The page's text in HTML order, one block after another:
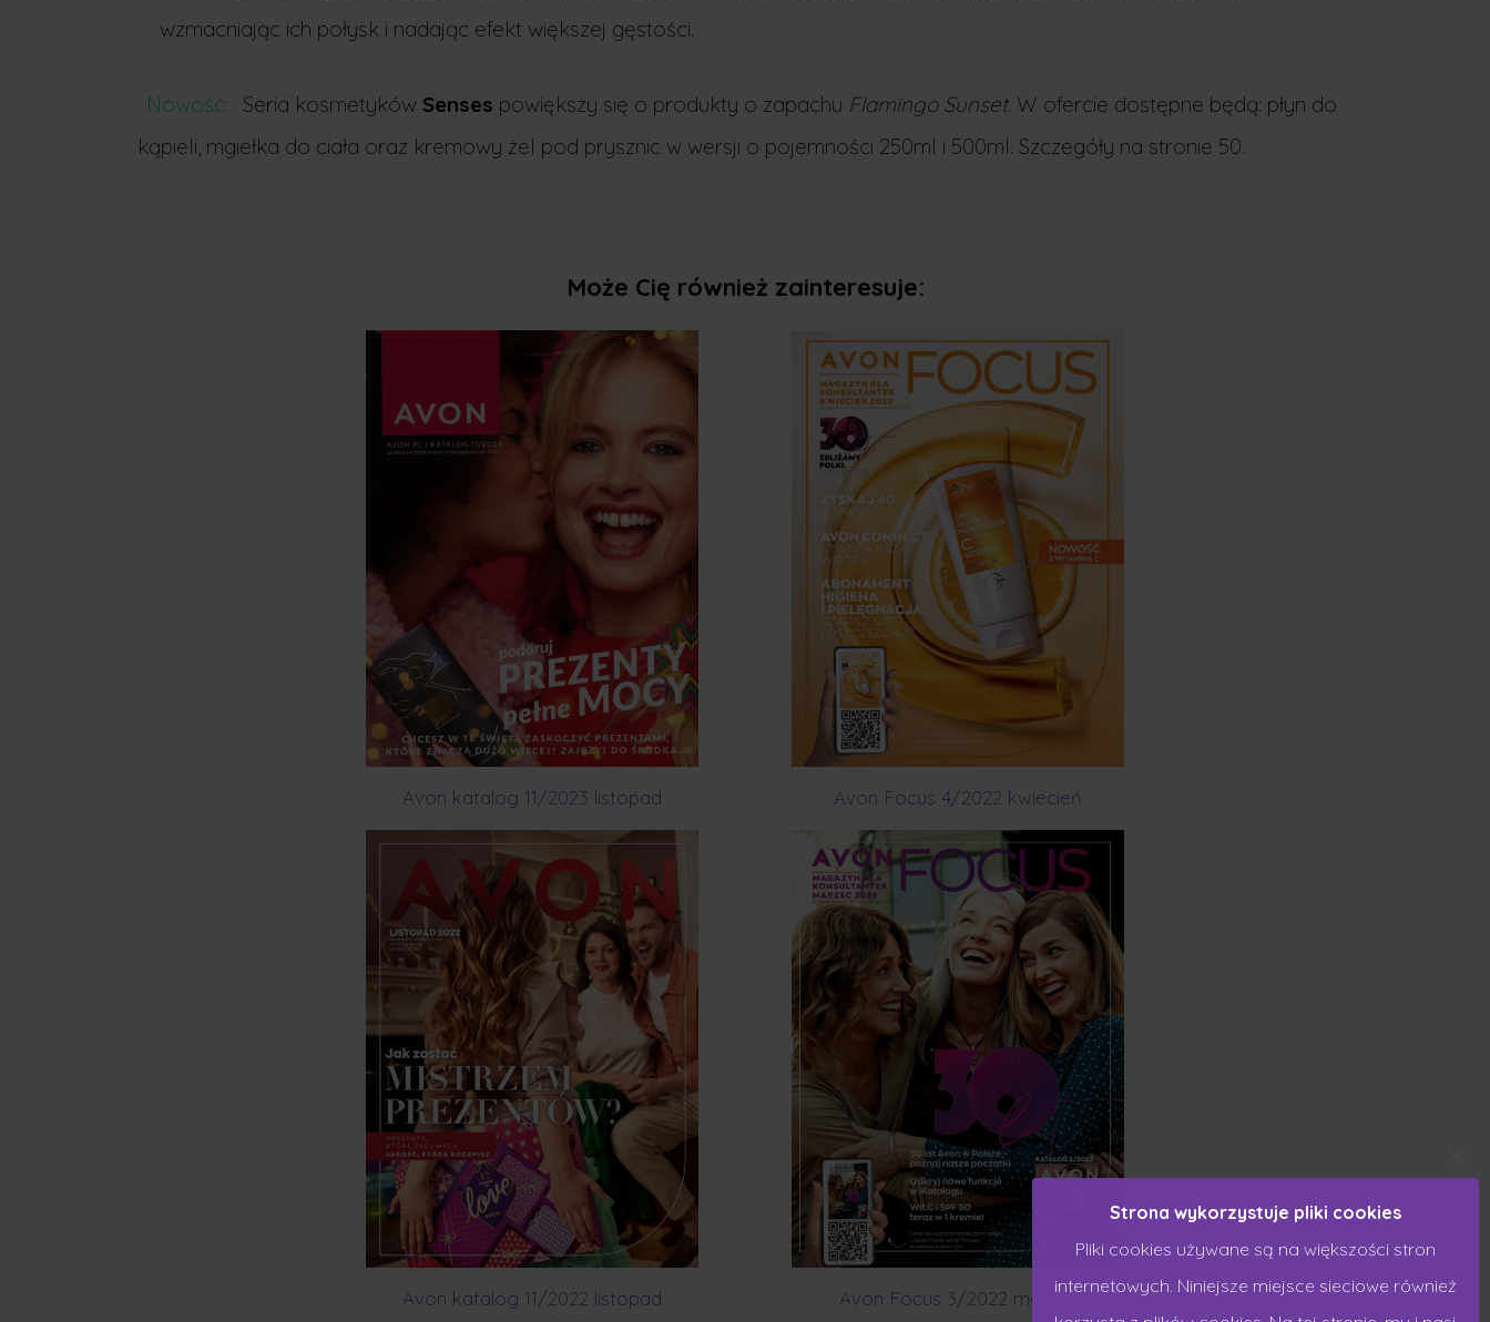
wzmacniając ich połysk i nadając efekt większej gęstości.
Nowość: Seria kosmetyków Senses powiększy się o produkty o zapachu Flamingo Sunset. W ofercie dostępne będą: płyn do
kąpieli, mgiełka do ciała oraz kremowy żel pod prysznic w wersji o pojemności 250ml i 500ml. Szczegóły na stronie 50.
Może Cię również zainteresuje:
Avon katalog 11/2023 listopad
Avon katalog 11/2022 listopad
Avon Focus 4/2022 kwiecień
Avon Focus 3/2022 marzec
Strona wykorzystuje pliki cookies
Pliki cookies używane są na większości stron
internetowych. Niniejsze miejsce sieciowe również